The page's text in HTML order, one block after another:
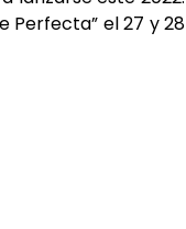
Perfecta” el 27 y 28